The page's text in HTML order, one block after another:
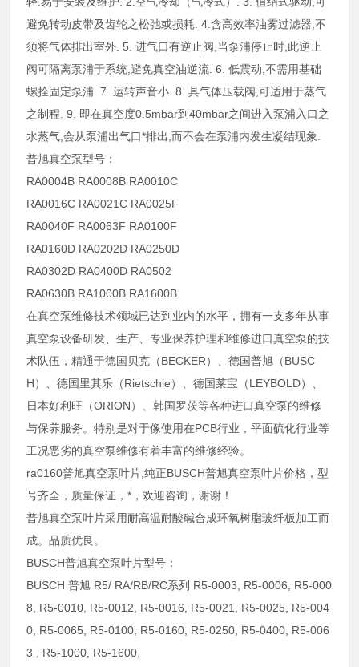
避免转动皮带及齿轮之松弛或损耗. 4.含高效率油雾过滤器,不
须将气体排出室外. 5. 进气口有逆止阀,当泵浦停止时,此逆止
阀可隔离泵浦于系统,避免真空油逆流. 6. 低震动,不需用基础
螺拴固定泵浦. 7. 运转声音小. 8. 具气体压载阀,可适用于蒸气
之制程. 9. 即在真空度0.5mbar到40mbar之间进入泵浦入口之
水蒸气,会从泵浦出气口*排出,而不会在泵浦内发生凝结现象.
普旭真空泵型号：
RA0004B RA0008B RA0010C
RA0016C RA0021C RA0025F
RA0040F RA0063F RA0100F
RA0160D RA0202D RA0250D
RA0302D RA0400D RA0502
RA0630B RA1000B RA1600B
在真空泵维修技术领域已达到业内的水平，拥有一支多年从事
真空泵设备研发、生产、专业保养护理和维修进口真空泵的技
术队伍，精通于德国贝克（BECKER）、德国普旭（BUSC
H）、德国里其乐（Rietschle）、德国莱宝（LEYBOLD）、
日本好利旺（ORION）、韩国罗茨等各种进口真空泵的维修
与保养服务。特别是对于像使用在PCB行业，平面硫化行业等
工况恶劣的真空泵维修有着丰富的维修经验。
ra0160普旭真空泵叶片,纯正BUSCH普旭真空泵叶片价格，型
号齐全，质量保证，*，欢迎咨询，谢谢！
普旭真空泵叶片采用耐高温耐酸碱合成环氧树脂玻纤板加工而
成。品质优良。
BUSCH普旭真空泵叶片型号：
BUSCH 普旭 R5/ RA/RB/RC系列 R5-0003, R5-0006, R5-000
8, R5-0010, R5-0012, R5-0016, R5-0021, R5-0025, R5-004
0, R5-0065, R5-0100, R5-0160, R5-0250, R5-0400, R5-006
3 , R5-1000, R5-1600,